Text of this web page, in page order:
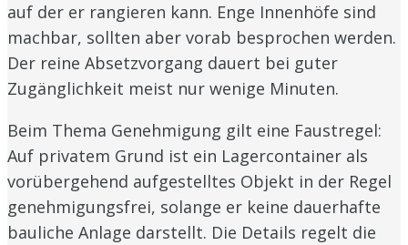
auf der er rangieren kann. Enge Innenhöfe sind
machbar, sollten aber vorab besprochen werden.
Der reine Absetzvorgang dauert bei guter
Zugänglichkeit meist nur wenige Minuten.
Beim Thema Genehmigung gilt eine Faustregel:
Auf privatem Grund ist ein Lagercontainer als
vorübergehend aufgestelltes Objekt in der Regel
genehmigungsfrei, solange er keine dauerhafte
bauliche Anlage darstellt. Die Details regelt die